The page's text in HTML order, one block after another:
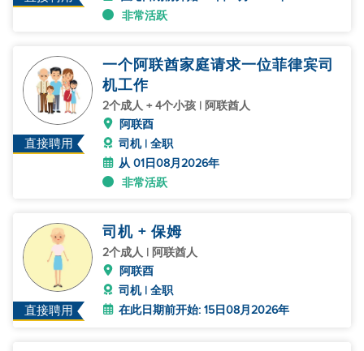
非常活跃
直接聘用
一个阿联酋家庭请求一位菲律宾司
机工作
2个成人 + 4个小孩 | 阿联酋人
阿联酉
司机 | 全职
从 01日08月2026年
非常活跃
直接聘用
司机 + 保姆
2个成人 | 阿联酋人
阿联酉
司机 | 全职
在此日期前开始: 15日08月2026年